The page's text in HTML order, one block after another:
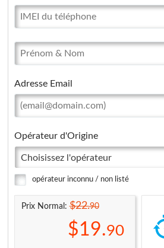
Adresse Email
Opérateur d'Origine
Choisissez l'opérateur
opérateur inconnu / non listé
Prix Normal:$22.90
$19.90